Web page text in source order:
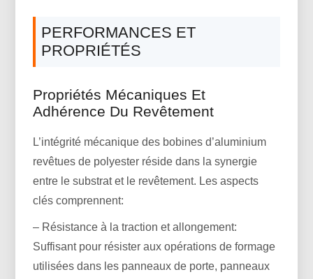
PERFORMANCES ET
PROPRIÉTÉS
Propriétés Mécaniques Et
Adhérence Du Revêtement
L’intégrité mécanique des bobines d’aluminium
revêtues de polyester réside dans la synergie
entre le substrat et le revêtement. Les aspects
clés comprennent:
– Résistance à la traction et allongement:
Suffisant pour résister aux opérations de formage
utilisées dans les panneaux de porte, panneaux